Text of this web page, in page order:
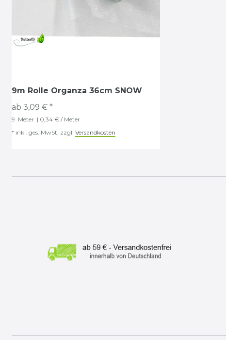
9m Rolle Organza 36cm SNOW
ab 3,09 € *
9 Meter | 0,34 € / Meter
* inkl. ges. MwSt. zzgl. Versandkosten